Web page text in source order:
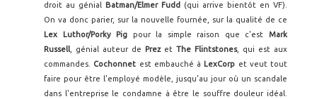
droit au génial
Batman/Elmer Fudd
(qui arrive bientôt en VF).
On va donc parier, sur la nouvelle fournée, sur la qualité de ce
Lex Luthor/Porky Pig pour la simple raison que c'estMark
Russell , génial auteur de Prez et The Flintstones, qui est aux
commandes. Cochonnet est embauché à LexCorp et veut tout
faire pour être l'employé modèle, jusqu'au jour où un scandale
dans l'entreprise le condamne à être le souffre douleur idéal.